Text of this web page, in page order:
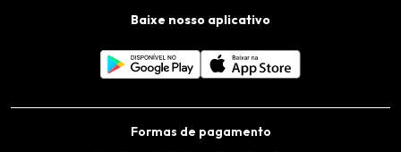
Baixe nosso aplicativo
Formas de pagamento